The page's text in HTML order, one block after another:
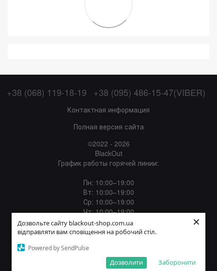
Дозвольте сайту blackout-shop.com.ua
відправляти вам сповіщення на робочий стіл.
Powered by SendPulse
Заборонити
Дозволити
×
+38 (068) 119-18-19 +38 (095) 486-15-47(VIBER)
Контактная информация
Полная версия сайта
©2022 - 2026
BlackOut
График работы горячей линии:
Пн: 10:00–19:00
Вт: 10:00–19:00
Ср: 10:00–19:00
Чт: 10:00–19:00
Пт: 10:00–19:00
Сб: 12:00–18:00
Рус